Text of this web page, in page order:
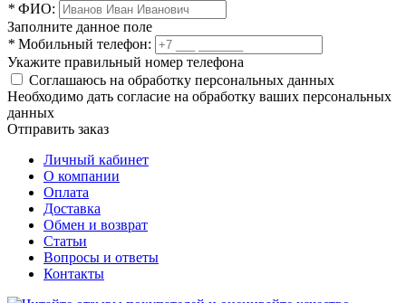
* ФИО:
Заполните данное поле
* Мобильный телефон:
Укажите правильный номер телефона
Соглашаюсь на обработку персональных данных
Необходимо дать согласие на обработку ваших персональных
данных
Отправить заказ
Личный кабинет
О компании
Оплата
Доставка
Обмен и возврат
Статьи
Вопросы и ответы
Контакты